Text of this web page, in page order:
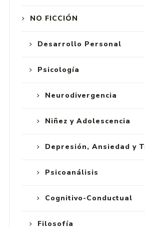
NO FICCIÓN
Desarrollo Personal
Psicología
Neurodivergencia
Niñez y Adolescencia
Depresión, Ansiedad y
Psicoanálisis
Cognitivo-Conductual
Filosofía